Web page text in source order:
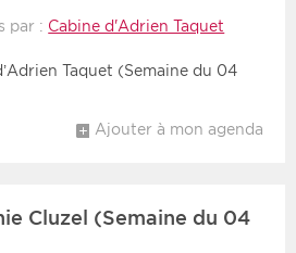
par : Cabine d'Adrien Taquet
Taquet (Semaine du 04
Ajouter à mon agenda
Cluzel (Semaine du 04